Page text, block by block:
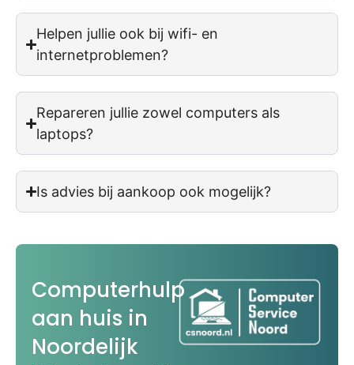
Helpen jullie ook bij wifi- en
internetproblemen?
Repareren jullie zowel computers als
laptops?
Is advies bij aankoop ook mogelijk?
Computerhulp
aan huis in
Noordelijk